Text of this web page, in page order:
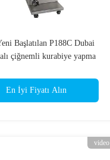
Başlatılan P188C Dubai
çiğnemli kurabiye yapma
En İyi Fiyatı Alın
video